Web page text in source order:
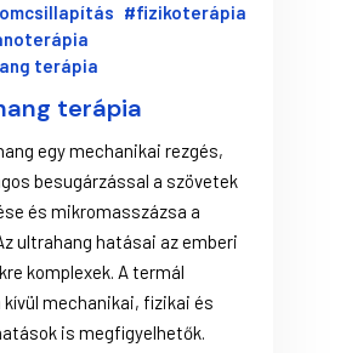
#fizikoterápia
terápia
terápia
egy mechanikai rezgés,
besugárzással a szövetek
és mikromasszázsa a
ultrahang hatásai az emberi
komplexek. A termál
mechanikai, fizikai és
is megfigyelhetők.